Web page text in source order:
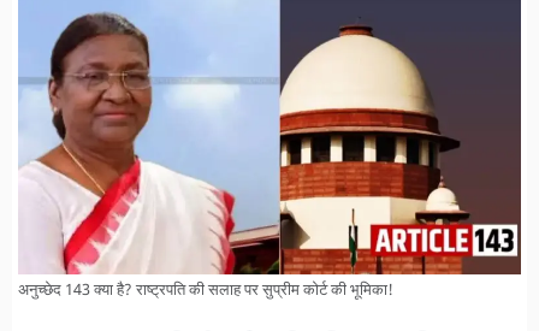
अनुच्छेद 143 क्या है? राष्ट्रपति की सलाह पर सुप्रीम कोर्ट की भूमिका!